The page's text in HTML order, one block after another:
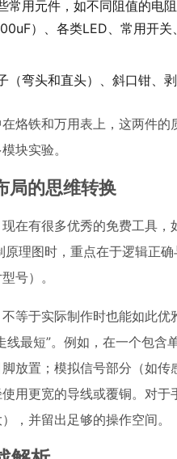
常用元件，如不同阻值的电
）、各类LED、常用开
（弯头和直头）、斜口钳、
烙铁和万用表上，这两件
块实验。
局的思维转换
在有很多优秀的免费工具
理图时，重点在于逻辑正
号）。
等于实际制作时也能如此优
线最短”。例如，在一个包
放置；模拟信号部分（如
用更宽的导线或覆铜。对
，并留出足够的操作空间。